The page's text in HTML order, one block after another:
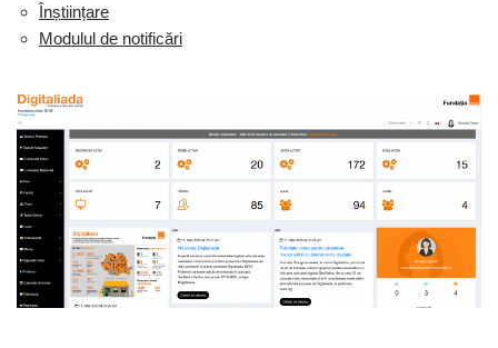
Înștiințare
Modulul de notificări